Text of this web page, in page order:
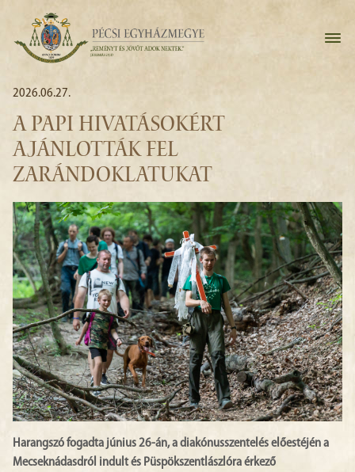
2026.06.27.
A PAPI HIVATÁSOKÉRT
AJÁNLOTTÁK FEL
ZARÁNDOKLATUKAT
Harangszó fogadta június 26-án, a diakónusszentelés előestéjén a
Mecseknádasdról indult és Püspökszentlászlóra érkező